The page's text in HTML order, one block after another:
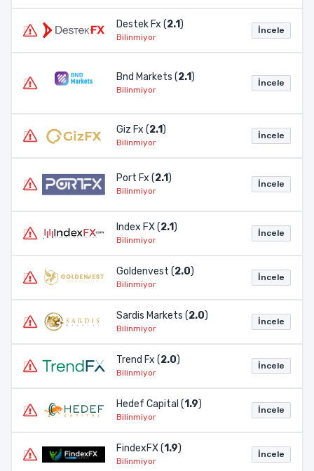
Destek Fx (2.1)
Bilinmiyor
İncele
Bnd Markets (2.1)
Bilinmiyor
İncele
Giz Fx (2.1)
Bilinmiyor
İncele
Port Fx (2.1)
Bilinmiyor
İncele
Index FX (2.1)
Bilinmiyor
İncele
Goldenvest (2.0)
Bilinmiyor
İncele
Sardis Markets (2.0)
Bilinmiyor
İncele
Trend Fx (2.0)
Bilinmiyor
İncele
Hedef Capital (1.9)
Bilinmiyor
İncele
FindexFX (1.9)
Bilinmiyor
İncele